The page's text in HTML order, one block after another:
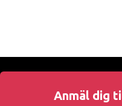
Anmäl dig